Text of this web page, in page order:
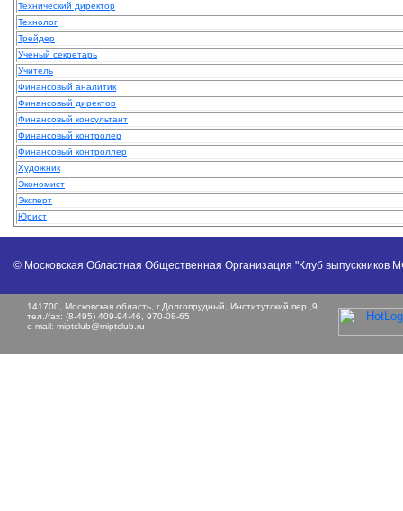
Технический директор
Технолог
Трейдер
Ученый секретарь
Учитель
Финансовый аналитик
Финансовый директор
Финансовый консультант
Финансовый контролер
Финансовый контроллер
Художник
Экономист
Эксперт
Юрист
© Московская Областная Общественная Организация "Клуб выпускников
141700, Московская область, г.Долгопрудный, Институтский пер.,9
тел./fax: (8-495) 409-94-46, 970-08-65
e-mail: miptclub@miptclub.ru